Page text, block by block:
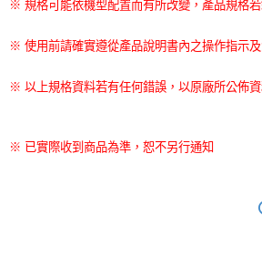
※ 規格可能依機型配置而有所改變，產品規格
※ 使用前請確實遵從產品說明書內之操作指示
※ 以上規格資料若有任何錯誤，以原廠所公佈
※ 已實際收到商品為準，恕不另行通知